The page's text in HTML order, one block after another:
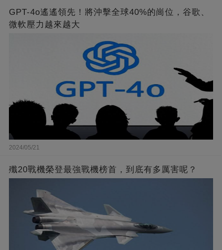
GPT-4o遙遙領先！將沖擊全球40%的崗位，谷歌、
微軟壓力越來越大
2024/05/21
殲20戰機榮登最強戰機榜首，到底有多厲害呢？